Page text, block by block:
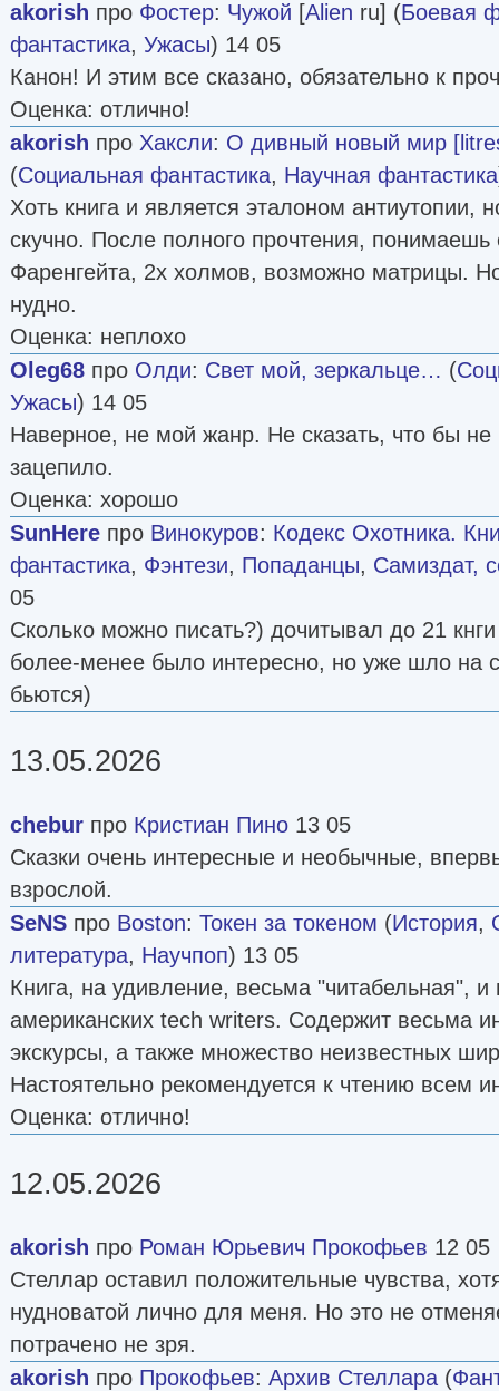
akorish про Фостер: Чужой [Alien ru] (Боевая
фантастика, Ужасы) 14 05
Канон! И этим все сказано, обязательно к
Оценка: отлично!
akorish про Хаксли: О дивный новый мир
(Социальная фантастика, Научная фантастика
Хоть книга и является эталоном антиутопии,
скучно. После полного прочтения, понимаешь
Фаренгейта, 2х холмов, возможно матрицы.
нудно.
Оценка: неплохо
Oleg68 про Олди: Свет мой, зеркальце… (
Ужасы) 14 05
Наверное, не мой жанр. Не сказать, что бы не
зацепило.
Оценка: хорошо
SunHere про Винокуров: Кодекс Охотника.
фантастика, Фэнтези, Попаданцы, Самиздат,
05
Сколько можно писать?) дочитывал до 21
более-менее было интересно, но уже шло на
бьются)
13.05.2026
chebur про Кристиан Пино 13 05
Сказки очень интересные и необычные,
взрослой.
SeNS про Boston: Токен за токеном (История,
литература, Научпоп) 13 05
Книга, на удивление, весьма "читабельная", и
американских tech writers. Содержит весьма
экскурсы, а также множество неизвестных
Настоятельно рекомендуется к чтению всем
Оценка: отлично!
12.05.2026
akorish про Роман Юрьевич Прокофьев 12 05
Стеллар оставил положительные чувства,
нудноватой лично для меня. Но это не
потрачено не зря.
akorish про Прокофьев: Архив Стеллара (